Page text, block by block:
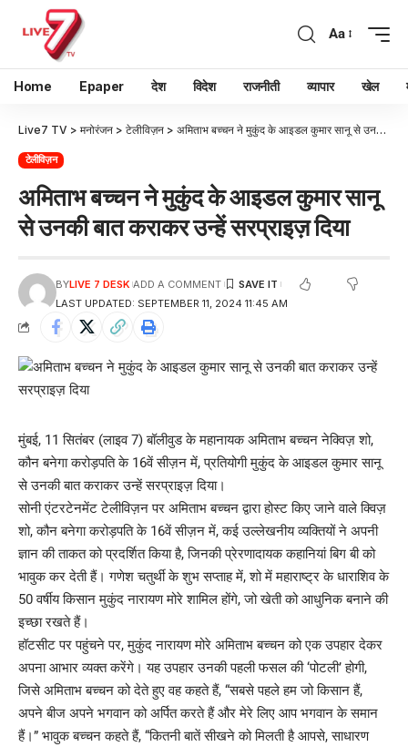
Aa
Home Epaper देश विदेश राजनीती व्यापार खेल
Live7 TV > मनोरंजन > टेलीविज़न > अमिताभ बच्चन ने मुकुंद के आइडल कुमार सानू से उनकी बात कराकर उन्हें सरप्राइज़ दिया
टेलीविज़न
अमिताभ बच्चन ने मुकुंद के आइडल कुमार सानू
से उनकी बात कराकर उन्हें सरप्राइज़ दिया
LAST UPDATED: SEPTEMBER 11, 2024 11:45 AM
BYLIVE 7 DESK ADD A COMMENT
मुंबई, 11 सितंबर (लाइव 7) बॉलीवुड के महानायक अमिताभ बच्चन नेक्विज़ शो,
कौन बनेगा करोड़पति के 16वें सीज़न में, प्रतियोगी मुकुंद के आइडल कुमार सानू
से उनकी बात कराकर उन्हें सरप्राइज़ दिया।
सोनी एंटरटेनमेंट टेलीविज़न पर अमिताभ बच्चन द्वारा होस्ट किए जाने वाले क्विज़
शो, कौन बनेगा करोड़पति के 16वें सीज़न में, कई उल्लेखनीय व्यक्तियों ने अपनी
ज्ञान की ताकत को प्रदर्शित किया है, जिनकी प्रेरणादायक कहानियां बिग बी को
भावुक कर देती हैं। गणेश चतुर्थी के शुभ सप्ताह में, शो में महाराष्ट्र के धाराशिव के
50 वर्षीय किसान मुकुंद नारायण मोरे शामिल होंगे, जो खेती को आधुनिक बनाने की
इच्छा रखते हैं।
हॉटसीट पर पहुंचने पर, मुकुंद नारायण मोरे अमिताभ बच्चन को एक उपहार देकर
अपना आभार व्यक्त करेंगे। यह उपहार उनकी पहली फसल की ‘पोटली’ होगी,
जिसे अमिताभ बच्चन को देते हुए वह कहते हैं, “सबसे पहले हम जो किसान हैं,
अपने बीज अपने भगवान को अर्पित करते हैं और मेरे लिए आप भगवान के समान
हैं।” भावुक बच्चन कहते हैं, “कितनी बातें सीखने को मिलती है आपसे, साधारण